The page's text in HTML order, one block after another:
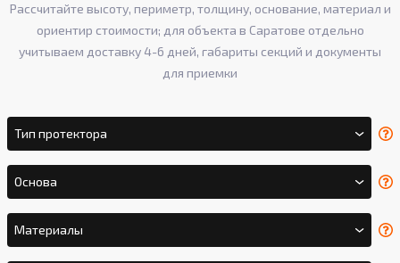
Рассчитайте высоту, периметр, толщину, основание, материал и
ориентир стоимости; для объекта в Саратове отдельно
учитываем доставку 4-6 дней, габариты секций и документы
для приемки
Тип протектора
Основа
Материалы